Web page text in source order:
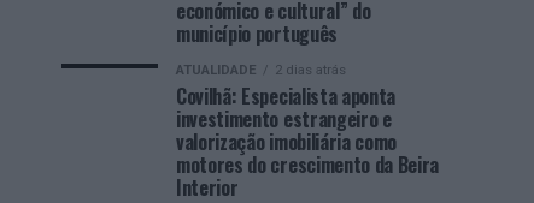
económico e cultural” do
município português
ATUALIDADE 2 dias atrás
Covilhã: Especialista aponta
investimento estrangeiro e
valorização imobiliária como
motores do crescimento da Beira
Interior